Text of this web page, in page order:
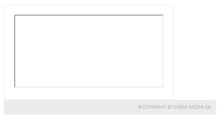
© COPYRIGHT BY GREMI MEDIA SA